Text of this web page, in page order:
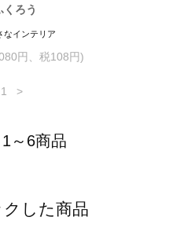
くろう
なインテリア
円、税108円)
1 >
～6商品
した商品